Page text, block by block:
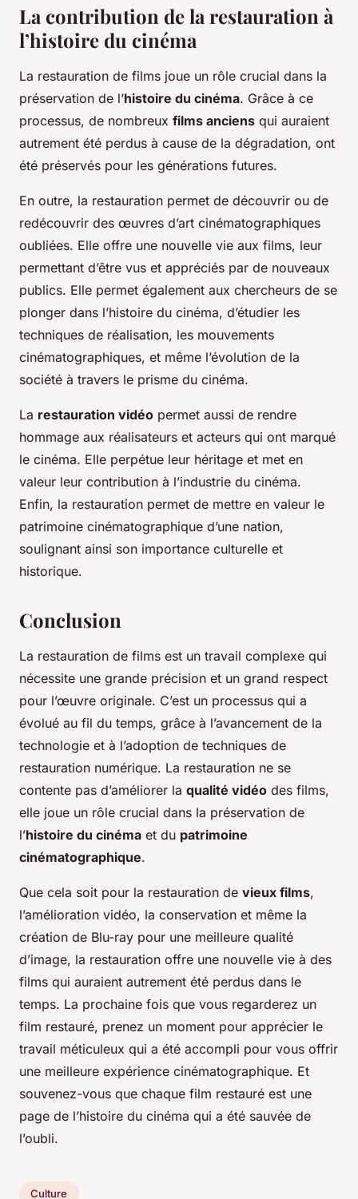
La contribution de la restauration à
l’histoire du cinéma
La restauration de films joue un rôle crucial dans la
préservation de l’histoire du cinéma. Grâce à ce
processus, de nombreux films anciens qui auraient
autrement été perdus à cause de la dégradation, ont
été préservés pour les générations futures.
En outre, la restauration permet de découvrir ou de
redécouvrir des œuvres d’art cinématographiques
oubliées. Elle offre une nouvelle vie aux films, leur
permettant d’être vus et appréciés par de nouveaux
publics. Elle permet également aux chercheurs de se
plonger dans l’histoire du cinéma, d’étudier les
techniques de réalisation, les mouvements
cinématographiques, et même l’évolution de la
société à travers le prisme du cinéma.
La restauration vidéo permet aussi de rendre
hommage aux réalisateurs et acteurs qui ont marqué
le cinéma. Elle perpétue leur héritage et met en
valeur leur contribution à l’industrie du cinéma.
Enfin, la restauration permet de mettre en valeur le
patrimoine cinématographique d’une nation,
soulignant ainsi son importance culturelle et
historique.
Conclusion
La restauration de films est un travail complexe qui
nécessite une grande précision et un grand respect
pour l’œuvre originale. C’est un processus qui a
évolué au fil du temps, grâce à l’avancement de la
technologie et à l’adoption de techniques de
restauration numérique. La restauration ne se
contente pas d’améliorer la qualité vidéo des films,
elle joue un rôle crucial dans la préservation de
l’histoire du cinéma et du patrimoine
cinématographique.
Que cela soit pour la restauration de vieux films,
l’amélioration vidéo, la conservation et même la
création de Blu-ray pour une meilleure qualité
d’image, la restauration offre une nouvelle vie à des
films qui auraient autrement été perdus dans le
temps. La prochaine fois que vous regarderez un
film restauré, prenez un moment pour apprécier le
travail méticuleux qui a été accompli pour vous offrir
une meilleure expérience cinématographique. Et
souvenez-vous que chaque film restauré est une
page de l’histoire du cinéma qui a été sauvée de
l’oubli.
Culture